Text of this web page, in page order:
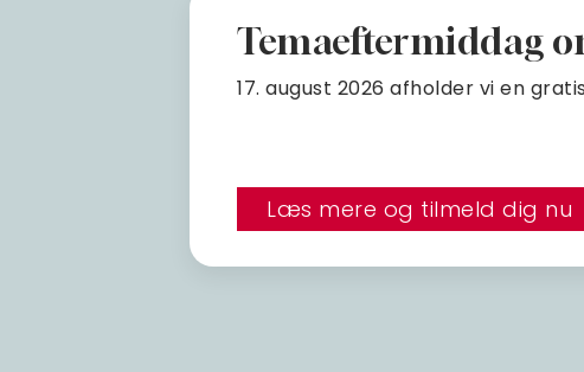
Temaeftermiddag
17. august 2026 afholder vi en
Læs mere og tilmeld dig nu